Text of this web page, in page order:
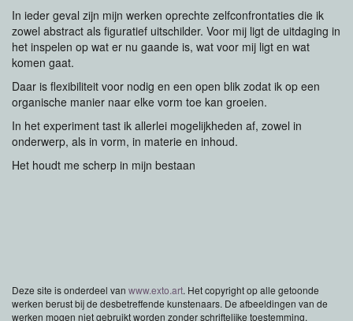
In ieder geval zijn mijn werken oprechte zelfconfrontaties die ik
zowel abstract als figuratief uitschilder. Voor mij ligt de uitdaging in
het inspelen op wat er nu gaande is, wat voor mij ligt en wat
komen gaat.
Daar is flexibiliteit voor nodig en een open blik zodat ik op een
organische manier naar elke vorm toe kan groeien.
In het experiment tast ik allerlei mogelijkheden af, zowel in
onderwerp, als in vorm, in materie en inhoud.
Het houdt me scherp in mijn bestaan
Deze site is onderdeel van www.exto.art. Het copyright op alle getoonde
werken berust bij de desbetreffende kunstenaars. De afbeeldingen van de
werken mogen niet gebruikt worden zonder schriftelijke toestemming.